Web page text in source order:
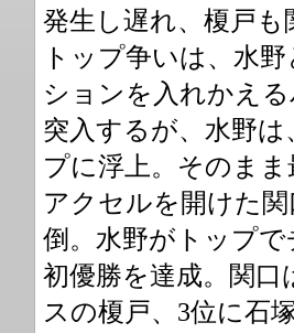
発生し遅れ、榎戸
トップ争いは、水
ションを入れかえ
突入するが、水野
プに浮上。そのま
アクセルを開けた
倒。水野がトップ
初優勝を達成。関口
スの榎戸、3位に石